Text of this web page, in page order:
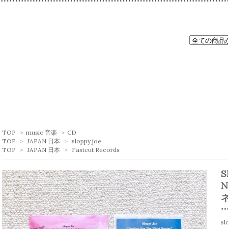
TOP > music 音楽 > CD
TOP
> JAPAN 日本 > sloppy joe
TOP
> JAPAN 日本 > Fastcut Records